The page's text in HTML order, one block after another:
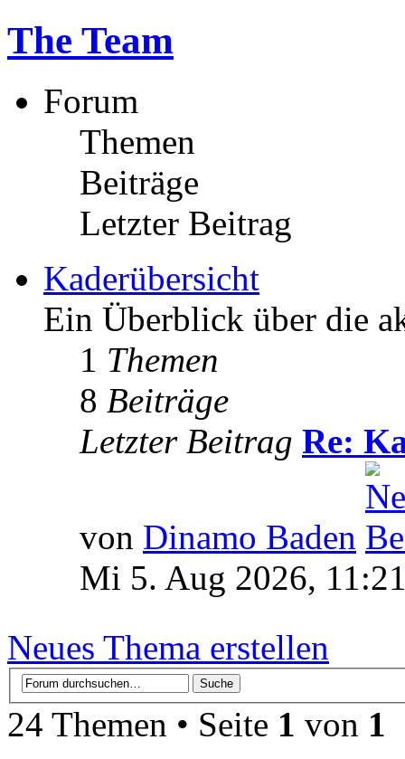
The Team
Forum
Themen
Beiträge
Letzter Beitrag
Kaderübersicht
Ein Überblick über die
1 Themen
8 Beiträge
Letzter Beitrag Re:
von Dinamo Baden
Mi 5. Aug 2026,
Neues Thema erstellen
24 Themen • Seite 1 von 1